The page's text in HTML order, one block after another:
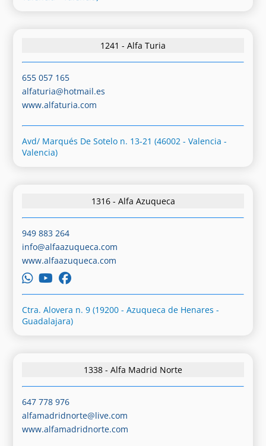
1241 - Alfa Turia
655 057 165
alfaturia@hotmail.es
www.alfaturia.com
Avd/ Marqués De Sotelo n. 13-21 (46002 - Valencia -
Valencia)
1316 - Alfa Azuqueca
949 883 264
info@alfaazuqueca.com
www.alfaazuqueca.com
Ctra. Alovera n. 9 (19200 - Azuqueca de Henares -
Guadalajara)
1338 - Alfa Madrid Norte
647 778 976
alfamadridnorte@live.com
www.alfamadridnorte.com